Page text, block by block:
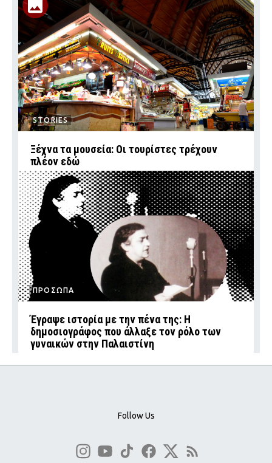
STORIES
Ξέχνα τα μουσεία: Οι τουρίστες τρέχουν
πλέον εδώ
ΠΡΟΣΩΠΑ
Έγραψε ιστορία με την πένα της: Η
δημοσιογράφος που άλλαξε τον ρόλο των
γυναικών στην Παλαιστίνη
Follow Us